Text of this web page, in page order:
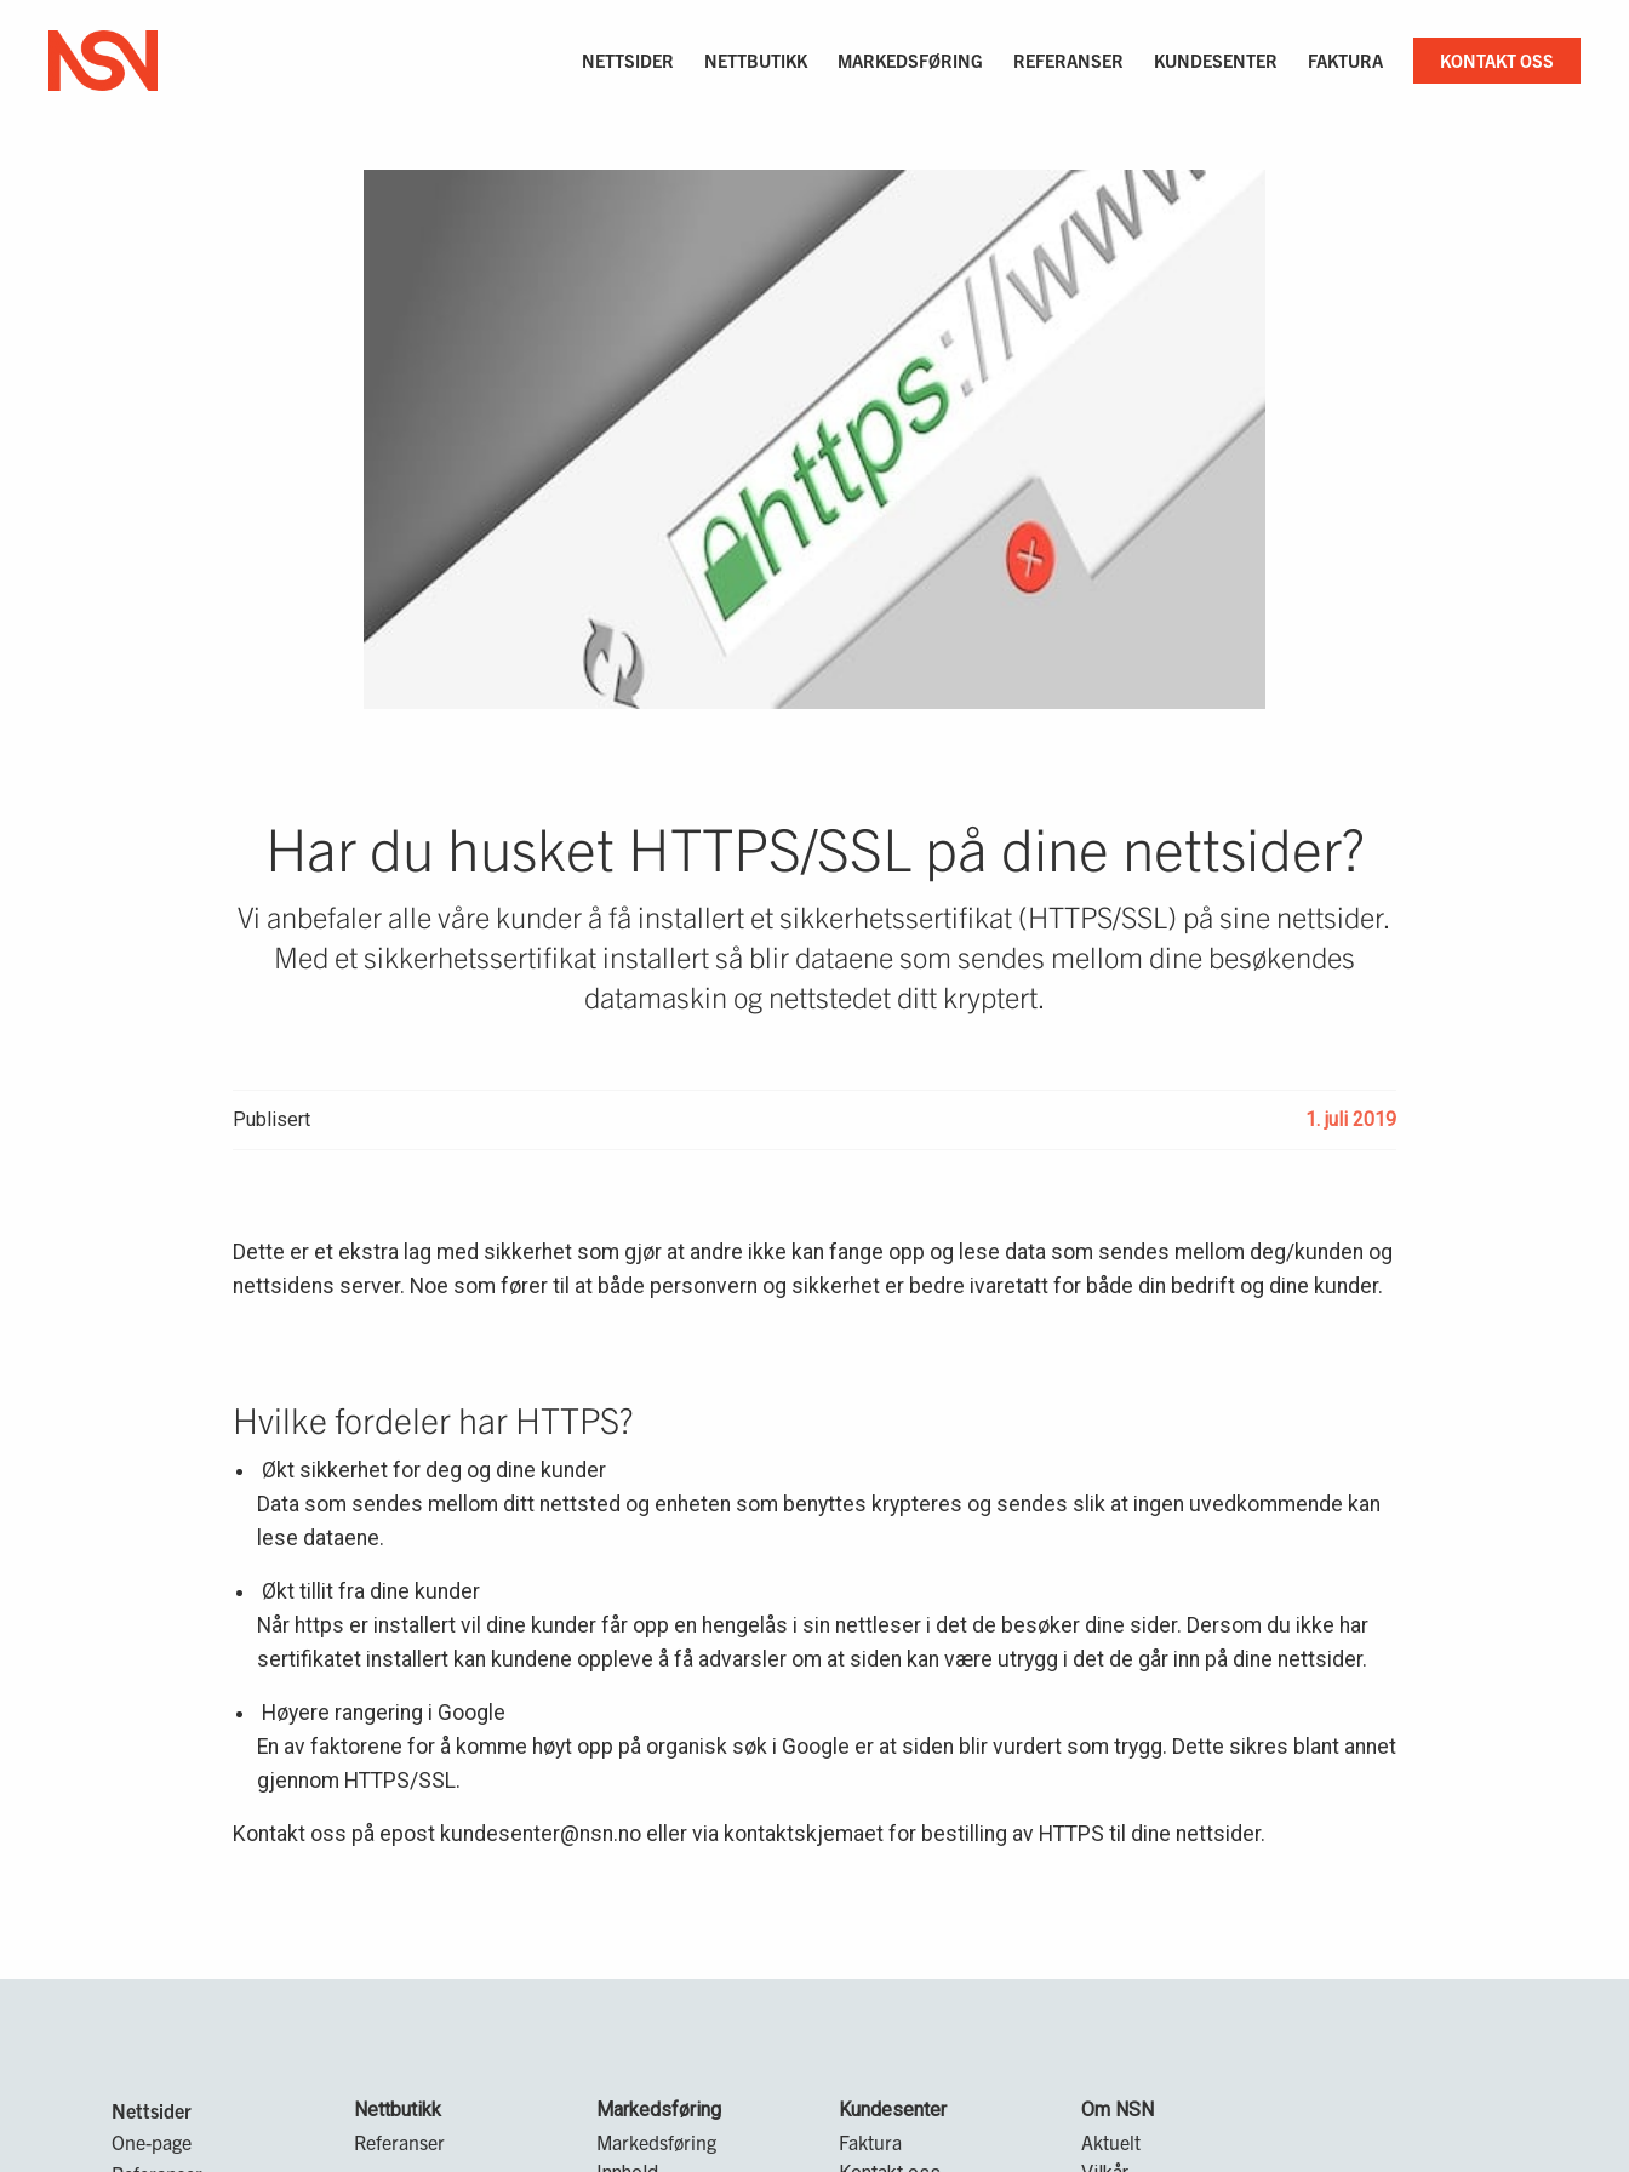
NETTSIDER NETTBUTIKK MARKEDSFØRING REFERANSER KUNDESENTER FAKTURA KONTAKT OSS
Har du husket HTTPS/SSL på dine nettsider?
Vi anbefaler alle våre kunder å få installert et sikkerhetssertifikat (HTTPS/SSL) på sine nettsider.
Med et sikkerhetssertifikat installert så blir dataene som sendes mellom dine besøkendes
datamaskin og nettstedet ditt kryptert.
Publisert 1. juli 2019
Dette er et ekstra lag med sikkerhet som gjør at andre ikke kan fange opp og lese data som sendes mellom deg/kunden og
nettsidens server. Noe som fører til at både personvern og sikkerhet er bedre ivaretatt for både din bedrift og dine kunder.
Hvilke fordeler har HTTPS?
Økt sikkerhet for deg og dine kunder
Data som sendes mellom ditt nettsted og enheten som benyttes krypteres og sendes slik at ingen uvedkommende kan
lese dataene.
Økt tillit fra dine kunder
Når https er installert vil dine kunder får opp en hengelås i sin nettleser i det de besøker dine sider. Dersom du ikke har
sertifikatet installert kan kundene oppleve å få advarsler om at siden kan være utrygg i det de går inn på dine nettsider.
Høyere rangering i Google
En av faktorene for å komme høyt opp på organisk søk i Google er at siden blir vurdert som trygg. Dette sikres blant annet
gjennom HTTPS/SSL.
Kontakt oss på epost kundesenter@nsn.no eller via kontaktskjemaet for bestilling av HTTPS til dine nettsider.
Nettsider
One-page
Nettbutikk
Referanser
Markedsføring
Markedsføring
Kundesenter
Faktura
Om NSN
Aktuelt